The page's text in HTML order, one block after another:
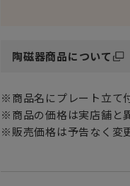
そして食洗機や電子レン
さまざまなサイズ・形の
展開されています。
陶磁器商品について
※商品名にプレート立て
※商品の価格は実店舗と
※販売価格は予告なく変